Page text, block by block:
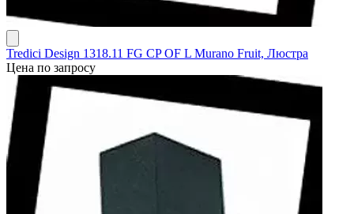
Tredici Design 1318.11 FG CP OF L Murano Fruit, Люстра
Цена по запросу